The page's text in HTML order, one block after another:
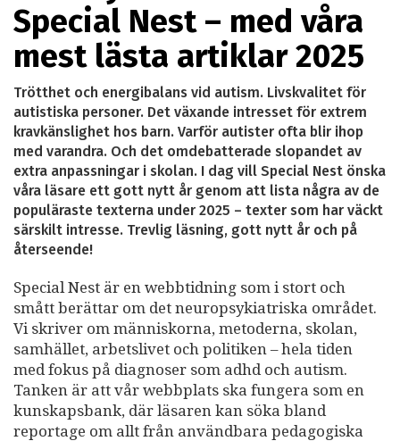
Special Nest – med våra
mest lästa artiklar 2025
Trötthet och energibalans vid autism. Livskvalitet för
autistiska personer. Det växande intresset för extrem
kravkänslighet hos barn. Varför autister ofta blir ihop
med varandra. Och det omdebatterade slopandet av
extra anpassningar i skolan. I dag vill Special Nest önska
våra läsare ett gott nytt år genom att lista några av de
populäraste texterna under 2025 – texter som har väckt
särskilt intresse. Trevlig läsning, gott nytt år och på
återseende!
Special Nest är en webbtidning som i stort och
smått berättar om det neuropsykiatriska området.
Vi skriver om människorna, metoderna, skolan,
samhället, arbetslivet och politiken – hela tiden
med fokus på diagnoser som adhd och autism.
Tanken är att vår webbplats ska fungera som en
kunskapsbank, där läsaren kan söka bland
reportage om allt från användbara pedagogiska